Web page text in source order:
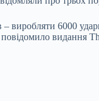
виробляти 6000
видання